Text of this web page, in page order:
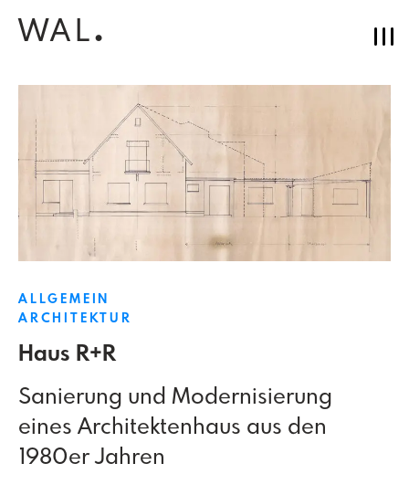
WAL.
ALLGEMEIN
ARCHITEKTUR
Haus R+R
Sanierung und Modernisierung
eines Architektenhaus aus den
1980er Jahren